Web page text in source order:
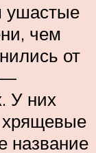
ушастые
чем
от
—
У них
хрящевые
название